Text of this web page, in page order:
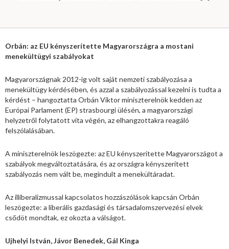
Orbán: az EU kényszerítette Magyarországra a mostani
menekültügyi szabályokat
Magyarországnak 2012-ig volt saját nemzeti szabályozása a
menekültügy kérdésében, és azzal a szabályozással kezelni is tudta a
kérdést – hangoztatta Orbán Viktor miniszterelnök kedden az
Európai Parlament (EP) strasbourgi ülésén, a magyarországi
helyzetről folytatott vita végén, az elhangzottakra reagáló
felszólalásában.
A miniszterelnök leszögezte: az EU kényszerítette Magyarországot a
szabályok megváltoztatására, és az országra kényszerített
szabályozás nem vált be, megindult a menekültáradat.
Az illiberalizmussal kapcsolatos hozzászólások kapcsán Orbán
leszögezte: a liberális gazdasági és társadalomszervezési elvek
csődöt mondtak, ez okozta a válságot.
Ujhelyi István, Jávor Benedek, Gál Kinga